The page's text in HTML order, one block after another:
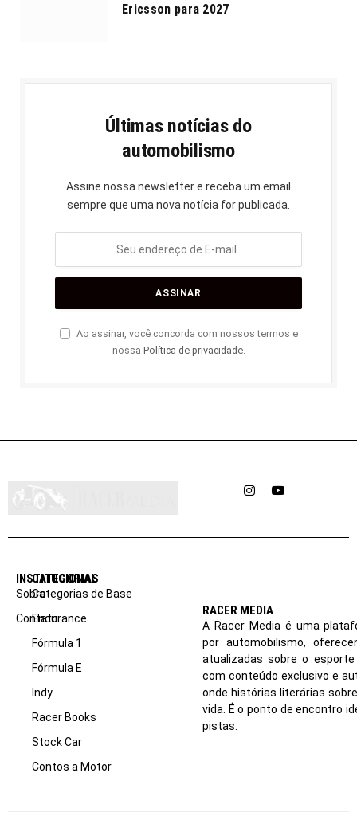
Ericsson para 2027
Últimas notícias do
automobilismo
Assine nossa newsletter e receba um email
sempre que uma nova notícia for publicada.
Ao assinar, você concorda com nossos termos e
nossa Política de privacidade.
InstagramYouTube
INSTITUCIONAL
Sobre
Contato
CATEGORIAS
Categorias de Base
Endurance
Fórmula 1
Fórmula E
Indy
Racer Books
Stock Car
Contos a Motor
RACER MEDIA
A Racer Media é uma
por automobilismo,
atualizadas sobre o
com conteúdo exclusivo e
onde histórias literárias
vida. É o ponto de encontro
pistas.